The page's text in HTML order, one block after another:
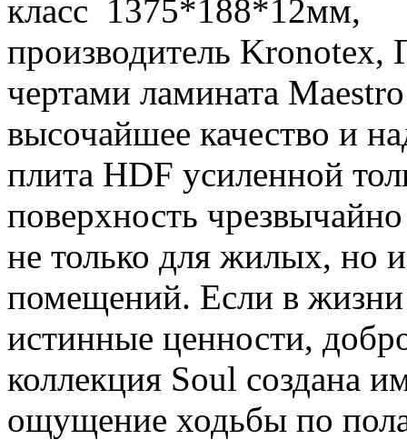
класс 1375*188*12мм,
производитель
чертами ламината
высочайшее качество и
плита HDF усиленной
поверхность
не только для жилых, но
помещений. Если в
истинные ценности,
коллекция Soul создана
ощущение ходьбы по